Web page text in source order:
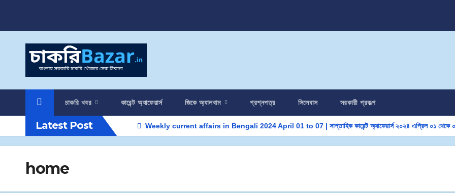
চাকরি খবর কারেন্ট অ্যাফেয়ার্স জিকে অ্যালবাম প্রশ্নপত্র সিলেবাস সরকারী প্রকল্প
Latest Post Weekly current affairs in Bengali 2024 April 01 to 07 | সাপ্তাহিক কারেন্ট অ্যাফেয়ার্স ২০২৪ এপ্রিল ০১ থেকে
home